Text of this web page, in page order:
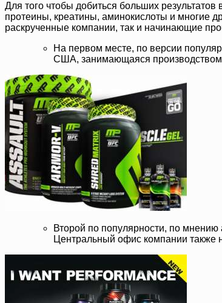
Для того чтобы добиться больших
протеины, креатины, аминокислоты и многие
раскрученные компании, так и начинающие
На первом месте, по версии
США, занимающаяся производством
Второй по популярности, по
Центральный офис компании также